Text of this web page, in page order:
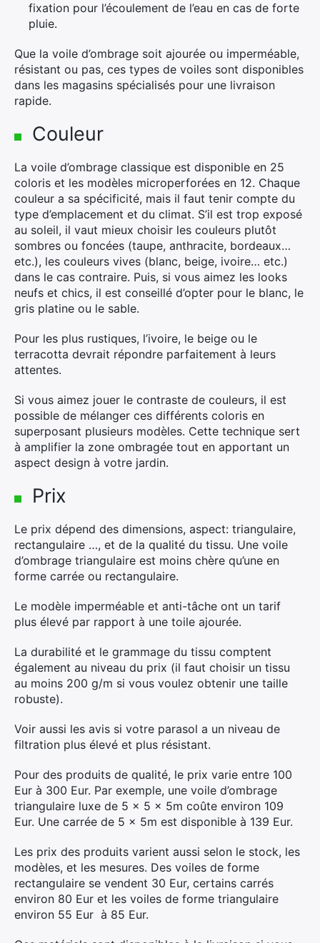
fixation pour l’écoulement de l’eau en cas de forte
pluie.
Que la voile d’ombrage soit ajourée ou imperméable,
résistant ou pas, ces types de voiles sont disponibles
dans les magasins spécialisés pour une livraison
rapide.
Couleur
La voile d’ombrage classique est disponible en 25
coloris et les modèles microperforées en 12. Chaque
couleur a sa spécificité, mais il faut tenir compte du
type d’emplacement et du climat. S’il est trop exposé
au soleil, il vaut mieux choisir les couleurs plutôt
sombres ou foncées (taupe, anthracite, bordeaux…
etc.), les couleurs vives (blanc, beige, ivoire… etc.)
dans le cas contraire. Puis, si vous aimez les looks
neufs et chics, il est conseillé d’opter pour le blanc, le
gris platine ou le sable.
Pour les plus rustiques, l’ivoire, le beige ou le
terracotta devrait répondre parfaitement à leurs
attentes.
Si vous aimez jouer le contraste de couleurs, il est
possible de mélanger ces différents coloris en
superposant plusieurs modèles. Cette technique sert
à amplifier la zone ombragée tout en apportant un
aspect design à votre jardin.
Prix
Le prix dépend des dimensions, aspect: triangulaire,
rectangulaire …, et de la qualité du tissu. Une voile
d’ombrage triangulaire est moins chère qu’une en
forme carrée ou rectangulaire.
Le modèle imperméable et anti-tâche ont un tarif
plus élevé par rapport à une toile ajourée.
La durabilité et le grammage du tissu comptent
également au niveau du prix (il faut choisir un tissu
au moins 200 g/m si vous voulez obtenir une taille
robuste).
Voir aussi les avis si votre parasol a un niveau de
filtration plus élevé et plus résistant.
Pour des produits de qualité, le prix varie entre 100
Eur à 300 Eur. Par exemple, une voile d’ombrage
triangulaire luxe de 5 x 5 x 5m coûte environ 109
Eur. Une carrée de 5 x 5m est disponible à 139 Eur.
Les prix des produits varient aussi selon le stock, les
modèles, et les mesures. Des voiles de forme
rectangulaire se vendent 30 Eur, certains carrés
environ 80 Eur et les voiles de forme triangulaire
environ 55 Eur à 85 Eur.
×
Rechercher
: